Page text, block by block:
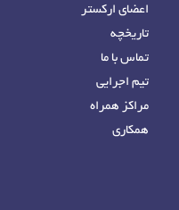
اعضای ارکستر
تاریخچه
تماس با ما
تیم اجرایی
مراکز همراه
همکاری